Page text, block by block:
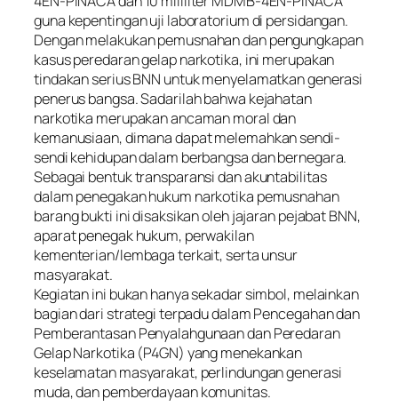
guna kepentingan uji laboratorium di persidangan.
Dengan melakukan pemusnahan dan pengungkapan
kasus peredaran gelap narkotika, ini merupakan
tindakan serius BNN untuk menyelamatkan generasi
penerus bangsa. Sadarilah bahwa kejahatan
narkotika merupakan ancaman moral dan
kemanusiaan, dimana dapat melemahkan sendi-
sendi kehidupan dalam berbangsa dan bernegara.
Sebagai bentuk transparansi dan akuntabilitas
dalam penegakan hukum narkotika pemusnahan
barang bukti ini disaksikan oleh jajaran pejabat BNN,
aparat penegak hukum, perwakilan
kementerian/lembaga terkait, serta unsur
masyarakat.
Kegiatan ini bukan hanya sekadar simbol, melainkan
bagian dari strategi terpadu dalam Pencegahan dan
Pemberantasan Penyalahgunaan dan Peredaran
Gelap Narkotika (P4GN) yang menekankan
keselamatan masyarakat, perlindungan generasi
muda, dan pemberdayaan komunitas.